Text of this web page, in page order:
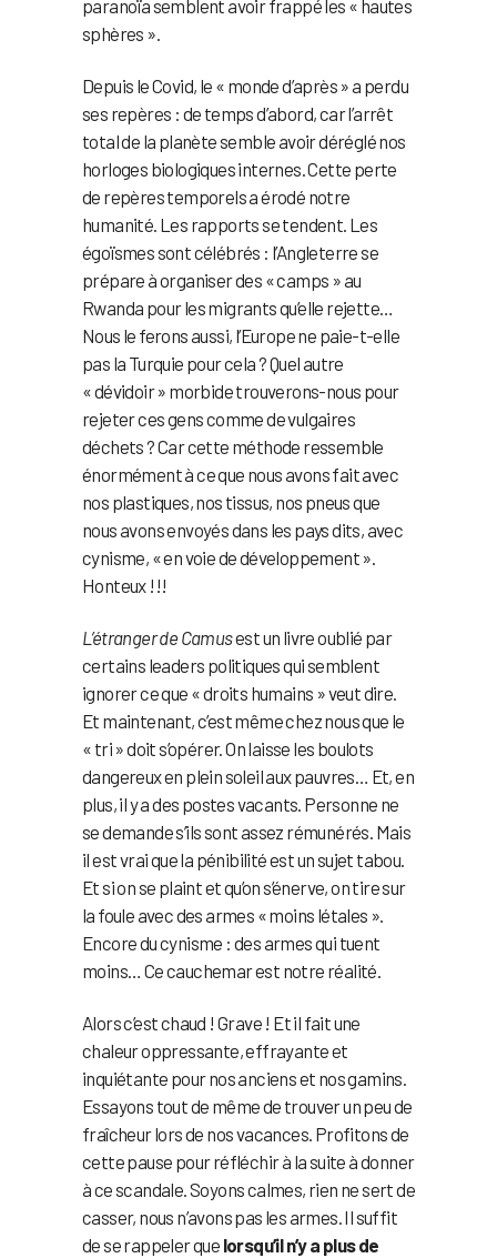
paranoïa semblent avoir frappé les « hautes
sphères ».
Depuis le Covid, le « monde d’après » a perdu
ses repères : de temps d’abord, car l’arrêt
total de la planète semble avoir déréglé nos
horloges biologiques internes. Cette perte
de repères temporels a érodé notre
humanité. Les rapports se tendent. Les
égoïsmes sont célébrés : l’Angleterre se
prépare à organiser des « camps » au
Rwanda pour les migrants qu’elle rejette…
Nous le ferons aussi, l’Europe ne paie-t-elle
pas la Turquie pour cela ? Quel autre
« dévidoir » morbide trouverons-nous pour
rejeter ces gens comme de vulgaires
déchets ? Car cette méthode ressemble
énormément à ce que nous avons fait avec
nos plastiques, nos tissus, nos pneus que
nous avons envoyés dans les pays dits, avec
cynisme, « en voie de développement ».
Honteux !!!
L’étranger de Camusest un livre oublié par
certains leaders politiques qui semblent
ignorer ce que « droits humains » veut dire.
Et maintenant, c’est même chez nous que le
« tri » doit s’opérer. On laisse les boulots
dangereux en plein soleil aux pauvres… Et, en
plus, il y a des postes vacants. Personne ne
se demande s’ils sont assez rémunérés. Mais
il est vrai que la pénibilité est un sujet tabou.
Et si on se plaint et qu’on s’énerve, on tire sur
la foule avec des armes « moins létales ».
Encore du cynisme : des armes qui tuent
moins… Ce cauchemar est notre réalité.
Alors c’est chaud ! Grave ! Et il fait une
chaleur oppressante, effrayante et
inquiétante pour nos anciens et nos gamins.
Essayons tout de même de trouver un peu de
fraîcheur lors de nos vacances. Profitons de
cette pause pour réfléchir à la suite à donner
à ce scandale. Soyons calmes, rien ne sert de
casser, nous n’avons pas les armes. Il suffit
de se rappeler que lorsqu’il n’y a plus de